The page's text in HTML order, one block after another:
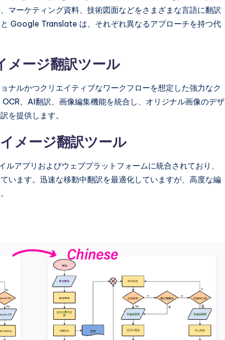
マーケティング資料、技術図面などをさまざまな言語に翻訳
Google Translate は、それぞれ異なるアプローチを持つ代
ージ翻訳ツール
ナルかつクリエイティブなワークフローを想定した強力なク
、AI翻訳、画像編集機能を統合し、オリジナル画像のデザ
を提供します。
メージ翻訳ツール
アプリおよびウェブプラットフォームに統合されており、
います。迅速な移動中翻訳を最適化していますが、高度な編